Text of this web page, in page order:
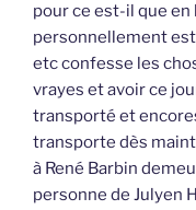
pour ce est-il que en
personnellement
etc confesse les
vrayes et avoir ce
transporté et
transporte dès
à René Barbin
personne de Julyen